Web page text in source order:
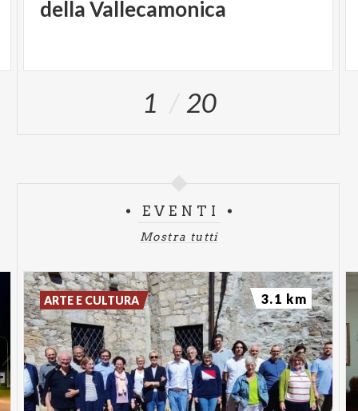
della Vallecamonica
1 20
EVENTI
Mostra tutti
ARTE E CULTURA 3.1 km